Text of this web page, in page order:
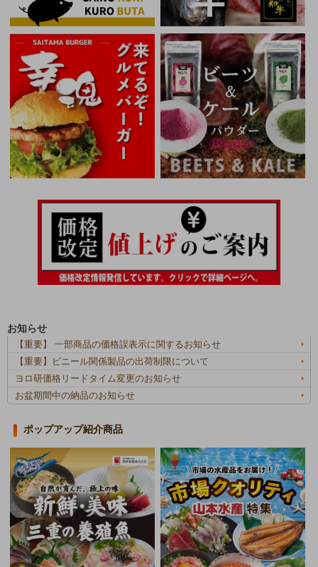
お知らせ
【重要】 一部商品の価格誤表示に関するお知らせ
【重要】ビニール関係製品の出荷制限について
ヨロ研価格リードタイム変更のお知らせ
お盆期間中の納品のお知らせ
ポップアップ紹介商品